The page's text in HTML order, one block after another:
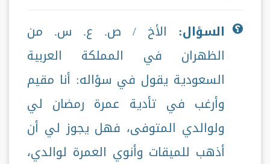
السؤال: الأخ / ص. ع. س. من
الظهران في المملكة العربية
السعودية يقول في سؤاله: أنا مقيم
وأرغب في تأدية عمرة رمضان لي
ولوالدي المتوفى، فهل يجوز لي أن
أذهب للميقات وأنوي العمرة لوالدي،